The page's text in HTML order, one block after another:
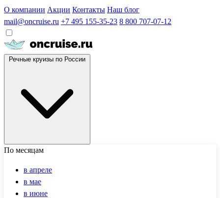
О компании Акции Контакты Наш блог
mail@oncruise.ru +7 495 155-35-23 8 800 707-07-12
По месяцам
в апреле
в мае
в июне